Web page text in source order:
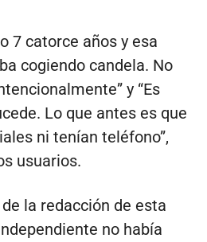
7 catorce años y esa
cogiendo candela. No
y “Es
Lo que antes es que
ni tenían teléfono”,
usuarios.
la redacción de esta
no había